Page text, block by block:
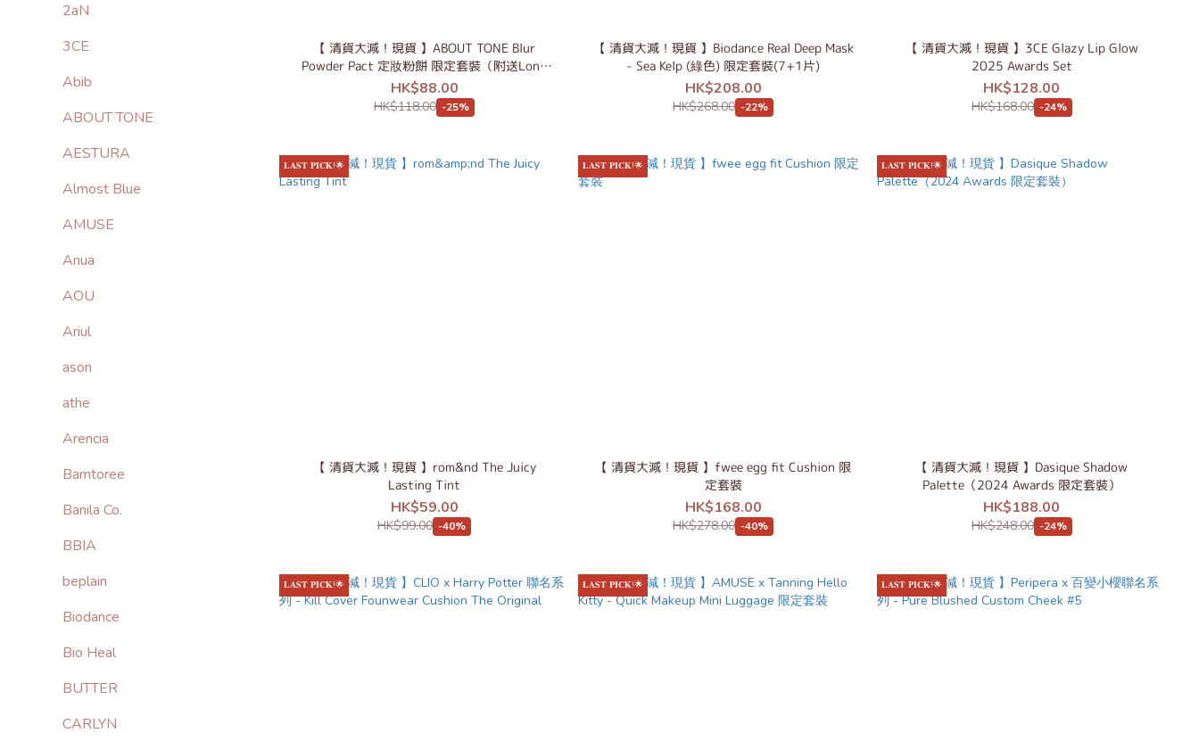
2aN
3CE
Abib
ABOUT TONE
AESTURA
Almost Blue
AMUSE
Anua
AOU
Ariul
ason
athe
Arencia
Bamtoree
Banila Co.
BBIA
beplain
Biodance
Bio Heal
BUTTER
CARLYN
【 清貨大減！現貨 】ABOUT TONE Blur
Powder Pact 定妝粉餅 限定套裝（附送Long
Lasting Makeup Coating Fixer）
HK$88.00
HK$118.00 -25%
【 清貨大減！現貨 】Biodance Real Deep Mask
- Sea Kelp (綠色) 限定套裝(7+1片)
HK$208.00
HK$268.00 -22%
【 清貨大減！現貨 】3CE Glazy Lip Glow
2025 Awards Set
HK$128.00
HK$168.00 -24%
𝐋𝐀𝐒𝐓 𝐏𝐈𝐂𝐊!🌟
【 清貨大減！現貨 】rom&nd The Juicy
Lasting Tint
HK$59.00
HK$99.00 -40%
𝐋𝐀𝐒𝐓 𝐏𝐈𝐂𝐊!🌟
【 清貨大減！現貨 】fwee egg fit Cushion 限
定套裝
HK$168.00
HK$278.00 -40%
𝐋𝐀𝐒𝐓 𝐏𝐈𝐂𝐊!🌟
【 清貨大減！現貨 】Dasique Shadow
Palette（2024 Awards 限定套裝）
HK$188.00
HK$248.00 -24%
𝐋𝐀𝐒𝐓 𝐏𝐈𝐂𝐊!🌟 𝐋𝐀𝐒𝐓 𝐏𝐈𝐂𝐊!🌟 𝐋𝐀𝐒𝐓 𝐏𝐈𝐂𝐊!🌟